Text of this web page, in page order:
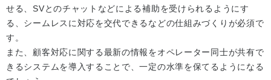
せる、SVとのチャットなどによる補助を受けられるようにす
る、シームレスに対応を交代できるなどの仕組みづくりが必須で
す。
また、顧客対応に関する最新の情報をオペレーター同士が共有で
きるシステムを導入することで、一定の水準を保てるようになる